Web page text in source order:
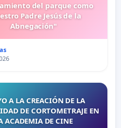
del parque como
Padre Jesús de la
Abnegación"
A LA CREACIÓN DE LA
DE CORTOMETRAJE EN
ACADEMIA DE CINE